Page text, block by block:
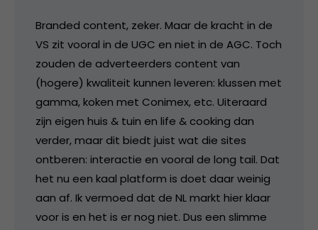
Branded content, zeker. Maar de kracht in de
VS zit vooral in de UGC en niet in de AGC. Toch
zouden de adverteerders content van
(hogere) kwaliteit kunnen leveren: klussen met
gamma, koken met Conimex, etc. Uiteraard
zijn eigen huis & tuin en life & cooking dan
verder, maar dit biedt juist wat die sites
ontberen: interactie en vooral de long tail. Dat
het nu een kaal platform is doet daar weinig
aan af. Ik vermoed dat de NL markt hier klaar
voor is en het is er nog niet. Dus een slimme